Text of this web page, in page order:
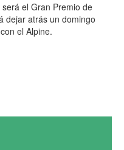
el Gran Premio de
dejar atrás un domingo
el Alpine.